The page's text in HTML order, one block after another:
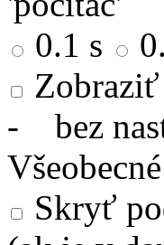
0.1 s
Zobraziť
- bez
Skryť